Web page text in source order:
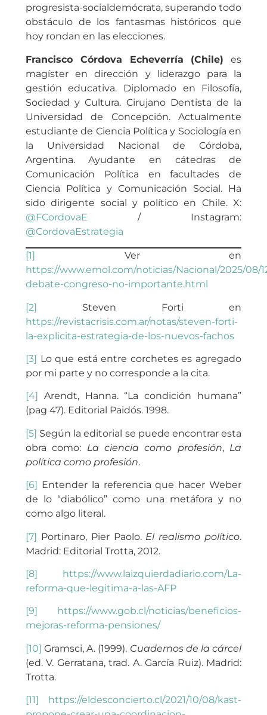
progresista-socialdemócrata, superando todo
obstáculo de los fantasmas históricos que
hoy rondan en las elecciones.
Francisco Córdova Echeverría (Chile) es
magíster en dirección y liderazgo para la
gestión educativa. Diplomado en Filosofía,
Sociedad y Cultura. Cirujano Dentista de la
Universidad de Concepción. Actualmente
estudiante de Ciencia Política y Sociología en
la Universidad Nacional de Córdoba,
Argentina. Ayudante en cátedras de
Comunicación Política en facultades de
Ciencia Política y Comunicación Social. Ha
sido dirigente social y político en Chile. X:
@FCordovaE / Instagram:
@CordovaEstrategia
[1]
Ver en
https://www.emol.com/noticias/Nacional/2025/08/
debate-congreso-no-importante.html
[2] Steven Forti en
https://revistacrisis.com.ar/notas/steven-forti-
la-explicita-estrategia-de-los-nuevos-fachos
[3] Lo que está entre corchetes es agregado
por mi parte y no corresponde a la cita.
[4]
Arendt, Hanna. “La condición humana”
(pag 47). Editorial Paidós. 1998.
[5] Según la editorial se puede encontrar esta
obra como: La ciencia como profesión, La
política como profesión.
[6] Entender la referencia que hacer Weber
de lo “diabólico” como una metáfora y no
como algo literal.
[7] Portinaro, Pier Paolo. El realismo político.
Madrid: Editorial Trotta, 2012.
[8]
https://www.laizquierdadiario.com/La-
reforma-que-legitima-a-las-AFP
[9]
https://www.gob.cl/noticias/beneficios-
mejoras-reforma-pensiones/
[10] Gramsci, A. (1999). Cuadernos de la cárcel
(ed. V. Gerratana, trad. A. García Ruiz). Madrid:
Trotta.
[11]
https://eldesconcierto.cl/2021/10/08/kast-